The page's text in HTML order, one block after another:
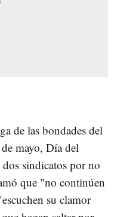
de las bondades del
mayo, Día del
dos sindicatos por no
que "no continúen
su clamor